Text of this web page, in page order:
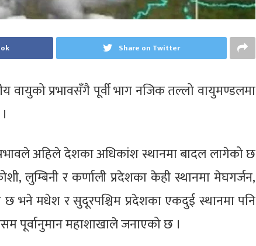
Share on Twitter
वायुको प्रभावसँगै पूर्वी भाग नजिक तल्लो वायुमण्डलमा
अहिले देशका अधिकांश स्थानमा बादल लागेको छ
लुम्बिनी र कर्णाली प्रदेशका केही स्थानमा मेघगर्जन,
छ भने मधेश र सुदूरपश्चिम प्रदेशका एकदुई स्थानमा पनि
पूर्वानुमान महाशाखाले जनाएको छ ।